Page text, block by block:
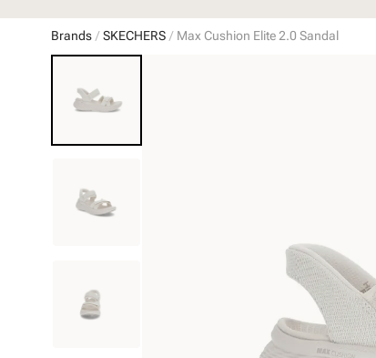
Brands SKECHERS Max Cushion Elite 2.0 Sandal